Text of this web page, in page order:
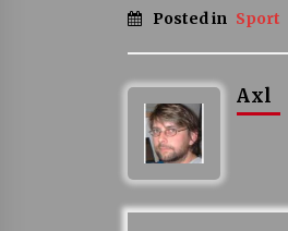
Posted in Sport
Axl